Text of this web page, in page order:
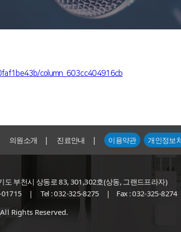
column_603cc404916cb
의원소개 | 진료안내 | 이용약관 개인정보
도 부천시 상동로 83, 301,302호(상동, 그랜드프라자)
| Tel : 032-325-8275 |
Fax : 032-325-8274
Rights Reserved.